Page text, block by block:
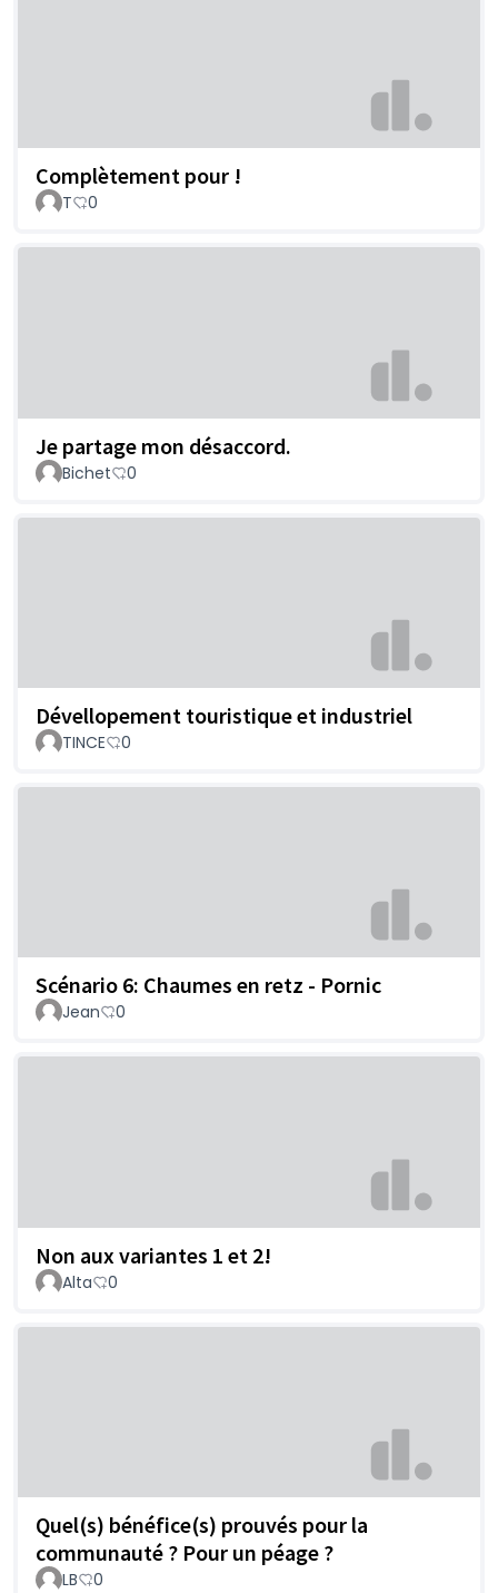
Complètement pour !
T 0
Je partage mon désaccord.
Bichet 0
Dévellopement touristique et industriel
TINCE 0
Scénario 6: Chaumes en retz - Pornic
Jean 0
Non aux variantes 1 et 2!
Alta 0
Quel(s) bénéfice(s) prouvés pour la
communauté ? Pour un péage ?
LB 0